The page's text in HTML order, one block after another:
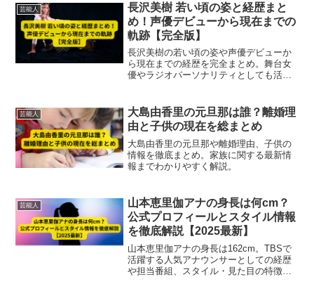
芸能人
長沢美樹 若い頃の姿と経歴まと
め！声優デビューから現在までの
軌跡【完全版】
長沢美樹の若い頃の姿や声優デビューか
ら現在までの経歴を完全まとめ。舞台女
優やラジオパーソナリティとしても活躍
芸能人
大島由香里の元旦那は誰？離婚理
由と子供の現在を総まとめ
大島由香里の元旦那や離婚理由、子供の
情報を徹底まとめ。家族に関する最新情
報までわかりやすく解説。
芸能人
山本恵里伽アナの身長は何cm？
公式プロフィールとスタイル情報
を徹底解説【2025最新】
山本恵里伽アナの身長は162cm。TBSで
活躍する人気アナウンサーとしての経歴
や担当番組、スタイル・見た目の特徴ま